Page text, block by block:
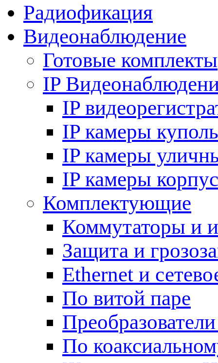
Радиофикация
Видеонаблюдение
Готовые комплекты
IP
IP
IP камеры
IP камеры
IP камеры
Комплектующие
Коммутаторы и
Защита и
Ethernet и
По витой паре
По